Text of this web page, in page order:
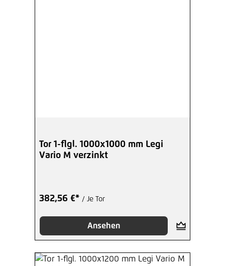
Tor 1-flgl. 1000x1000 mm Legi
Vario M verzinkt
382,56 €* / Je Tor
Ansehen